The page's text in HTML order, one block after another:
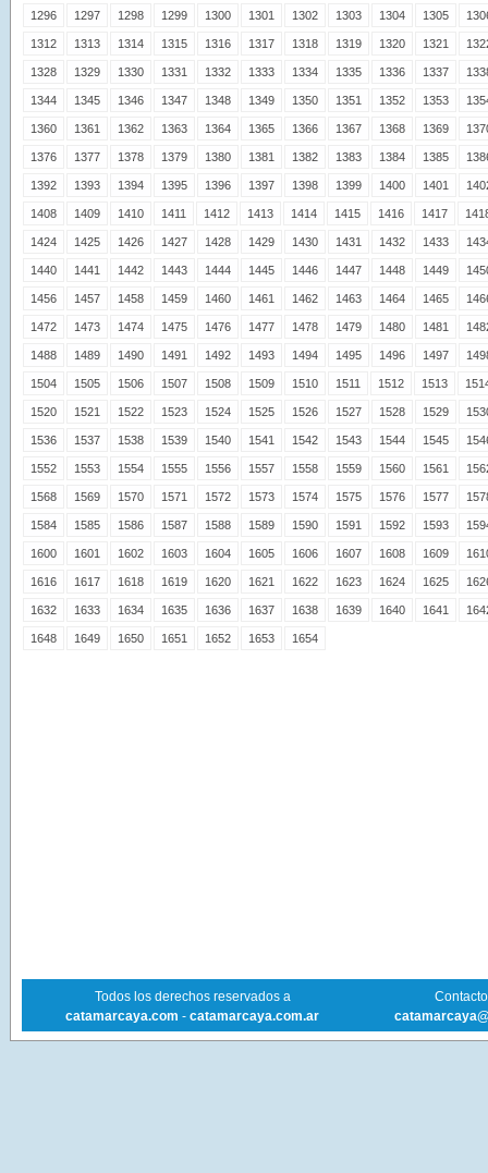
1296 1297 1298 1299 1300 1301 1302 1303 1304 1305
1312 1313 1314 1315 1316 1317 1318 1319 1320 1321
1328 1329 1330 1331 1332 1333 1334 1335 1336 1337
1344 1345 1346 1347 1348 1349 1350 1351 1352 1353
1360 1361 1362 1363 1364 1365 1366 1367 1368 1369
1376 1377 1378 1379 1380 1381 1382 1383 1384 1385
1392 1393 1394 1395 1396 1397 1398 1399 1400 1401
1408 1409 1410 1411 1412 1413 1414 1415 1416 1417
1424 1425 1426 1427 1428 1429 1430 1431 1432 1433
1440 1441 1442 1443 1444 1445 1446 1447 1448 1449
1456 1457 1458 1459 1460 1461 1462 1463 1464 1465
1472 1473 1474 1475 1476 1477 1478 1479 1480 1481
1488 1489 1490 1491 1492 1493 1494 1495 1496 1497
1504 1505 1506 1507 1508 1509 1510 1511 1512 1513
1520 1521 1522 1523 1524 1525 1526 1527 1528 1529
1536 1537 1538 1539 1540 1541 1542 1543 1544 1545
1552 1553 1554 1555 1556 1557 1558 1559 1560 1561
1568 1569 1570 1571 1572 1573 1574 1575 1576 1577
1584 1585 1586 1587 1588 1589 1590 1591 1592 1593
1600 1601 1602 1603 1604 1605 1606 1607 1608 1609
1616 1617 1618 1619 1620 1621 1622 1623 1624 1625
1632 1633 1634 1635 1636 1637 1638 1639 1640 1641
1648 1649 1650 1651 1652 1653 1654
Todos los derechos reservados a
catamarcaya.com - catamarcaya.com.ar